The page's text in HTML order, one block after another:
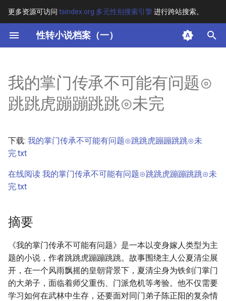
更多资源可访问 tsindex.org 多元性别搜索引擎进行跨站搜索。
性转小说档案（一）
键
开
始
索
其他信息 [Processed Page
Metadata]
我的掌门传承不可能有问题⊙
跳跳虎蹦蹦跳跳⊙未完
下载: 我的掌门传承不可能有问题⊙跳跳虎蹦蹦跳跳⊙未
完.txt
在线阅读 我的掌门传承不可能有问题⊙跳跳虎蹦蹦跳跳⊙未
完.txt
摘要
《我的掌门传承不可能有问题》是一本以变身嫁人类型为主
题的小说，作者跳跳虎蹦蹦跳跳。故事围绕主人公夏清尘展
开，在一个风雨飘摇的皇朝背景下，夏清尘身为铁剑门掌门
的大弟子，面临着师父重伤、门派危机等考验。他不仅需要
学习如何在武林中生存，还要面对同门弟子陈正阳的复杂情